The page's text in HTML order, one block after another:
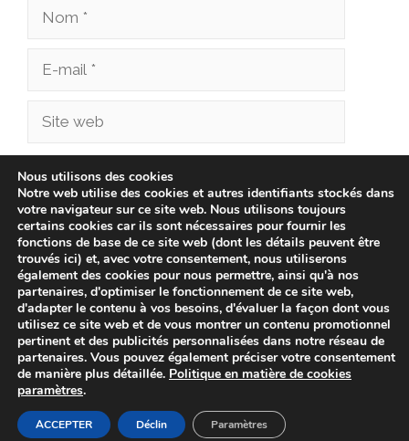
Nom
Site
Enregistrer mon nom, mon e-mail et mon site
dans le navigateur pour mon prochain
commentaire.
© 2026 cliniqueveterinairechampionnet.fr -
confidentialité
-Avis Juridique-Politique de Cookies
Nous utilisons des cookies
Notre web utilise des cookies et autres identifiants stockés dans
votre navigateur sur ce site web. Nous utilisons toujours
certains cookies car ils sont nécessaires pour fournir les
fonctions de base de ce site web (dont les détails peuvent être
trouvés ici) et, avec votre consentement, nous utiliserons
également des cookies pour nous permettre, ainsi qu'à nos
partenaires, d'optimiser le fonctionnement de ce site web,
d'adapter le contenu à vos besoins, d'évaluer la façon dont vous
utilisez ce site web et de vous montrer un contenu promotionnel
pertinent et des publicités personnalisées dans notre réseau de
partenaires. Vous pouvez également préciser votre consentement
de manière plus détaillée. Politique en matière de cookies
paramètres.
ACCEPTER Déclin Paramètres